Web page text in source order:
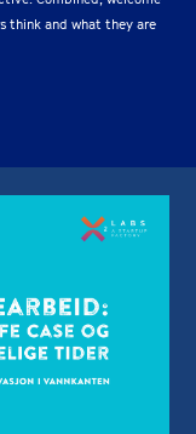
think and what they are